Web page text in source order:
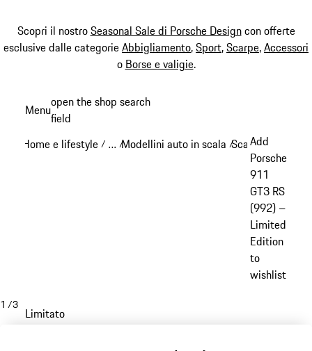
Scopri il nostroSeasonal Sale di Porsche Designcon offerte
esclusive dalle categorieAbbigliamento,Sport,Scarpe,Accessori
o Borse e valigie.
principale
Menuopen the shop search
field
Home e lifestyle / …
Reveal collapsed breadcrumb items
/Modellini auto in scala /Scala 1:12
Add
Porsche
911
GT3 RS
(992) –
Limited
Edition
to
wishlist
1 /3
Limitato